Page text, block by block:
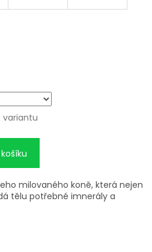
variantu
milovaného koně, která nejen
tělu potřebné imnerály a